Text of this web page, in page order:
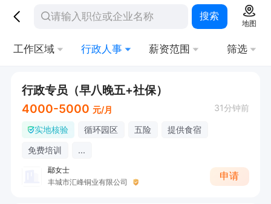
搜索
地图
工作区域 行政人事 薪资范围 筛选
行政专员（早八晚五+社保）
4000-5000 元/月 31分钟前
实地核验 循环园区 五险
提供食宿
免费培训
...
鄢女士
丰城市汇峰铜业有限公司
申请